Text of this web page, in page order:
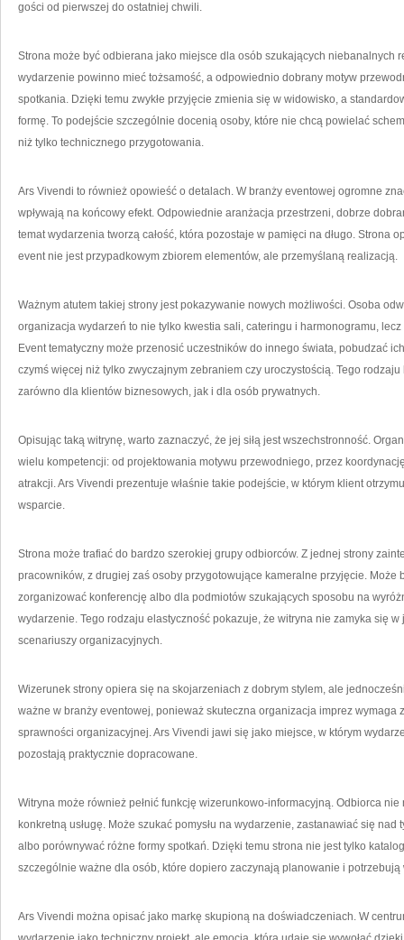
gości od pierwszej do ostatniej chwili.
Strona może być odbierana jako miejsce dla osób szukających niebanalnych
wydarzenie powinno mieć tożsamość, a odpowiednio dobrany motyw
spotkania. Dzięki temu zwykłe przyjęcie zmienia się w widowisko, a
formę. To podejście szczególnie docenią osoby, które nie chcą powielać
niż tylko technicznego przygotowania.
Ars Vivendi to również opowieść o detalach. W branży eventowej ogromne
wpływają na końcowy efekt. Odpowiednie aranżacja przestrzeni, dobrze
temat wydarzenia tworzą całość, która pozostaje w pamięci na długo. Strona
event nie jest przypadkowym zbiorem elementów, ale przemyślaną realizacją.
Ważnym atutem takiej strony jest pokazywanie nowych możliwości. Osoba
organizacja wydarzeń to nie tylko kwestia sali, cateringu i harmonogramu,
Event tematyczny może przenosić uczestników do innego świata, pobudzać
czymś więcej niż tylko zwyczajnym zebraniem czy uroczystością. Tego
zarówno dla klientów biznesowych, jak i dla osób prywatnych.
Opisując taką witrynę, warto zaznaczyć, że jej siłą jest wszechstronność.
wielu kompetencji: od projektowania motywu przewodniego, przez
atrakcji. Ars Vivendi prezentuje właśnie takie podejście, w którym klient
wsparcie.
Strona może trafiać do bardzo szerokiej grupy odbiorców. Z jednej strony
pracowników, z drugiej zaś osoby przygotowujące kameralne przyjęcie. Może
zorganizować konferencję albo dla podmiotów szukających sposobu na
wydarzenie. Tego rodzaju elastyczność pokazuje, że witryna nie zamyka się
scenariuszy organizacyjnych.
Wizerunek strony opiera się na skojarzeniach z dobrym stylem, ale
ważne w branży eventowej, ponieważ skuteczna organizacja imprez wymaga
sprawności organizacyjnej. Ars Vivendi jawi się jako miejsce, w którym
pozostają praktycznie dopracowane.
Witryna może również pełnić funkcję wizerunkowo-informacyjną. Odbiorca
konkretną usługę. Może szukać pomysłu na wydarzenie, zastanawiać się
albo porównywać różne formy spotkań. Dzięki temu strona nie jest tylko
szczególnie ważne dla osób, które dopiero zaczynają planowanie i
Ars Vivendi można opisać jako markę skupioną na doświadczeniach. W